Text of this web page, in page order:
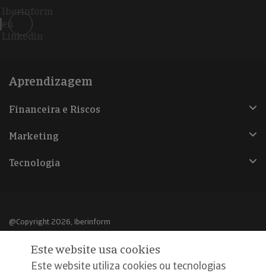
Iberinform
en
Linkedin
Aprendizagem
Financeira e Riscos
Marketing
Tecnologia
@Copyright 2026, Iberinform
Aviso legal
Política de cookies
Este website usa cookies
Este website utiliza cookies ou tecnologias